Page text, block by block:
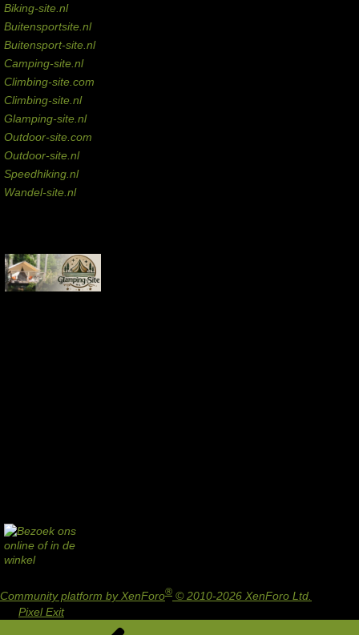
Biking-site.nl
Buitensportsite.nl
Buitensport-site.nl
Camping-site.nl
Climbing-site.com
Climbing-site.nl
Glamping-site.nl
Outdoor-site.com
Outdoor-site.nl
Speedhiking.nl
Wandel-site.nl
Community platform by XenForo® © 2010-2026 XenForo Ltd.
Pixel Exit